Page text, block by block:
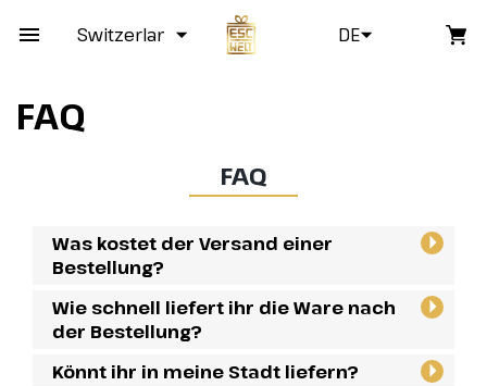
Switzerland DE
FAQ
FAQ
Was kostet der Versand einer
Bestellung?
Wie schnell liefert ihr die Ware nach
der Bestellung?
Könnt ihr in meine Stadt liefern?